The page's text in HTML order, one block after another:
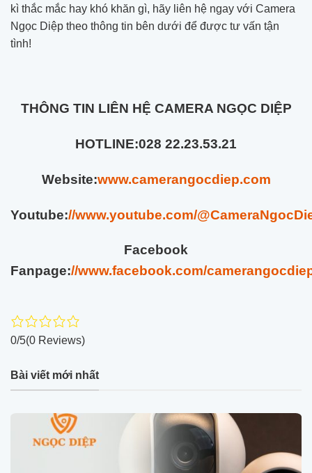
kì thắc mắc hay khó khăn gì, hãy liên hệ ngay với Camera
Ngọc Diệp theo thông tin bên dưới để được tư vấn tận
tình!
THÔNG TIN LIÊN HỆ CAMERA NGỌC DIỆP
HOTLINE:028 22.23.53.21
Website:www.camerangocdiep.com
Youtube://www.youtube.com/
Facebook
Fanpage://www.facebook.com/
0/5(0 Reviews)
Bài viết mới nhất